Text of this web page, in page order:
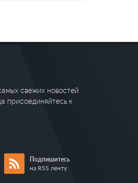
свежих новостей
присоединяйтесь к
Подпишитесь
на RSS ленту